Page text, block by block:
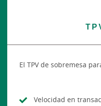
El TPV de sobremesa
Velocidad en